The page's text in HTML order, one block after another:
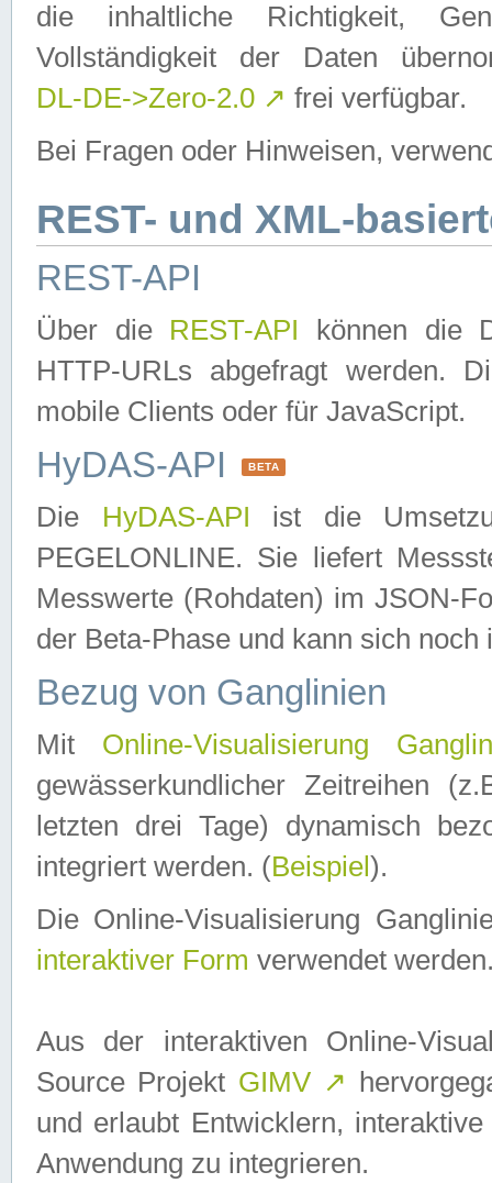
die inhaltliche Richtigkeit,
Vollständigkeit der Daten
DL-DE->Zero-2.0 ↗ frei verfügbar.
Bei Fragen oder Hinweisen,
REST- und XML-
REST-API
Über die REST-API können die
HTTP-URLs abgefragt werden.
mobile Clients oder für JavaScript.
HyDAS-API BETA
Die HyDAS-API ist die
PEGELONLINE. Sie liefert
Messwerte (Rohdaten) im JSON-
der Beta-Phase und kann sich noch
Bezug von Ganglinien
Mit Online-Visualisierung
gewässerkundlicher Zeitreihen
letzten drei Tage) dynamisch
integriert werden. (Beispiel ).
Die Online-Visualisierung
interaktiver Form verwendet
Aus der interaktiven Online-
Source Projekt GIMV ↗
und erlaubt Entwicklern,
Anwendung zu integrieren.